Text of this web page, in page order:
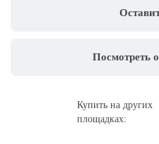
Посмотреть
Купить на других
площадках: